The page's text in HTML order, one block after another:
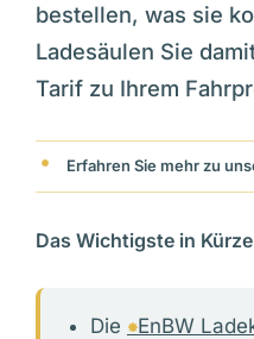
bestellen, was sie
Ladesäulen Sie
Tarif zu Ihrem
⁕ Erfahren Sie mehr zu
Das Wichtigste in Kürze
Die ⁕EnBW